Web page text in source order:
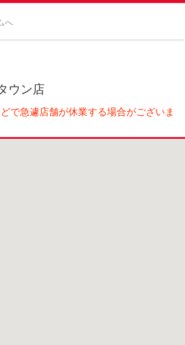
へ
ウン店
で急遽店舗が休業する場合がございま